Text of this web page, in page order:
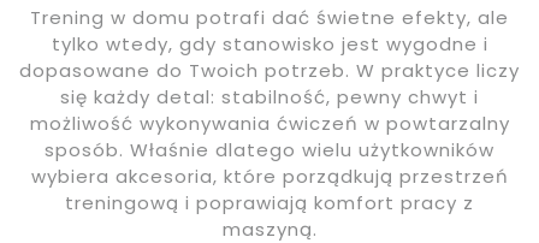
Trening w domu potrafi dać świetne efekty, ale
tylko wtedy, gdy stanowisko jest wygodne i
dopasowane do Twoich potrzeb. W praktyce liczy
się każdy detal: stabilność, pewny chwyt i
możliwość wykonywania ćwiczeń w powtarzalny
sposób. Właśnie dlatego wielu użytkowników
wybiera akcesoria, które porządkują przestrzeń
treningową i poprawiają komfort pracy z
maszyną.